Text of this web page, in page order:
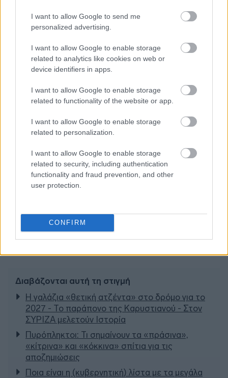
I want to allow Google to send me
personalized advertising.
I want to allow Google to enable storage
related to analytics like cookies on web or
device identifiers in apps.
I want to allow Google to enable storage
related to functionality of the website or app.
I want to allow Google to enable storage
related to personalization.
I want to allow Google to enable storage
related to security, including authentication
functionality and fraud prevention, and other
user protection.
CONFIRM
Ακολουθήστε τοinsider.gr στο Google News
από την Ελλάδα και τον κόσμο.
Διαβάζονται αυτή τη στιγμή
Η γαλάζια «θετική ατζέντα» στο δρόμο για το
2027 - Το παράπονο της Καρυστιανού - Στον
ΣΥΡΙΖΑ μελετούν Ιστορία
Πυρόπληκτοι: Τι σημαίνουν τα «πράσινα»,
«κίτρινα» και «κόκκινα» σπίτια για τις
αποζημιώσεις
Ποια είναι η (κυβερνητική) λίστα με τα μεγάλα